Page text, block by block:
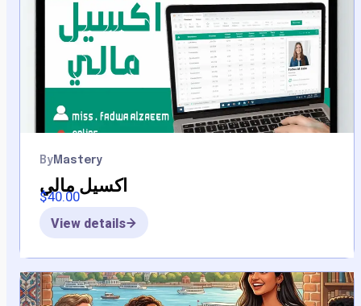
By Mastery
اكسيل مالي
$40.00
View details